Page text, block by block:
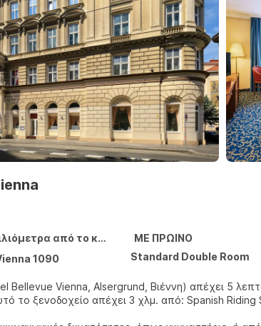
από το κέντρο
ΜΕ ΠΡΩΙΝΟ
1090
Standard Double Room
Bellevue Vienna, Alsergrund, Βιέννη) απέχει 5
Αγίου Στέφανου. Αυτό το ξενοδοχείο απέχει 3 χλμ. από: